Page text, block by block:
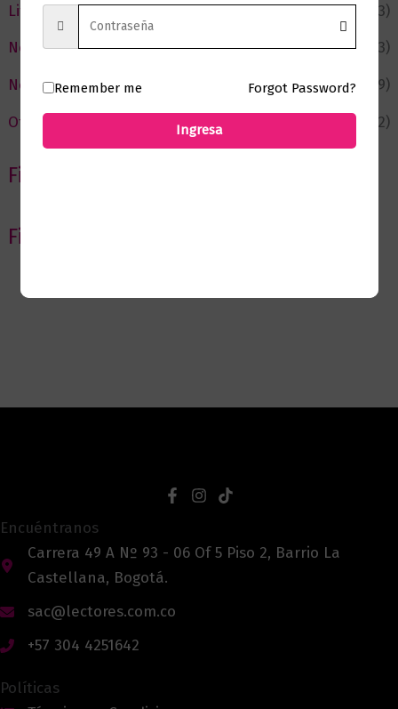
Literatura
(373)
Negocios
(43)
Novedades
(109)
Ofertas
(12)
Filtrar por Autor
Filtrar por editorial
Encuéntranos
Carrera 49 A Nº 93 - 06 Of 5 Piso 2, Barrio La
Castellana, Bogotá.
sac@lectores.com.co
+57 304 4251642
Políticas
Remember me Forgot Password?
Ingresa